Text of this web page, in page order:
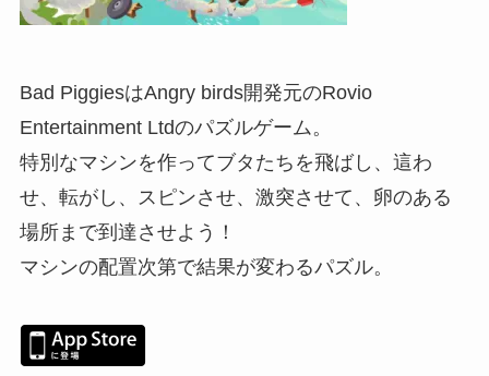
Bad PiggiesはAngry birds開発元のRovio
Entertainment Ltdのパズルゲーム。
特別なマシンを作ってブタたちを飛ばし、這わ
せ、転がし、スピンさせ、激突させて、卵のある
場所まで到達させよう！
マシンの配置次第で結果が変わるパズル。